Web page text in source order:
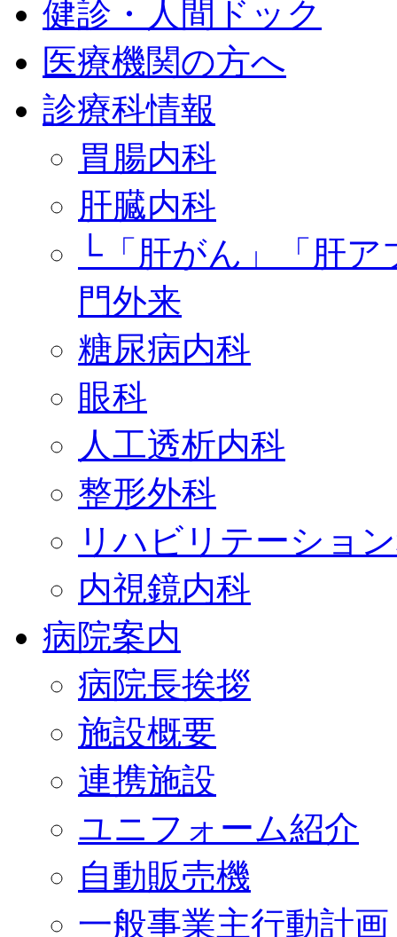
健診・人間ドック
医療機関の方へ
診療科情報
胃腸内科
肝臓内科
└「肝がん」「肝
門外来
糖尿病内科
眼科
人工透析内科
整形外科
リハビリテーショ
内視鏡内科
病院案内
病院長挨拶
施設概要
連携施設
ユニフォーム紹介
自動販売機
一般事業主行動計画